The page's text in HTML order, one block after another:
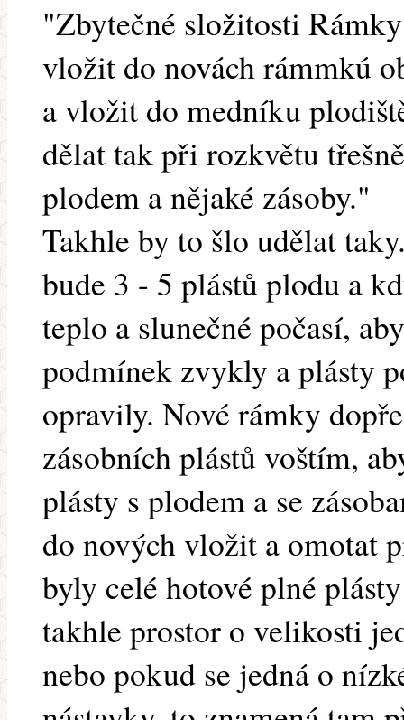
"Zbytečné složitosti
vložit do novách rámmkú
a vložit do medníku
dělat tak při rozkvětu
plodem a nějaké zásoby."
Takhle by to šlo udělat
bude 3 - 5 plástů plodu a
teplo a slunečné počasí,
podmínek zvykly a plásty
opravily. Nové rámky
zásobních plástů voštím,
plásty s plodem a se
do nových vložit a omotat
byly celé hotové plné
takhle prostor o velikosti
nebo pokud se jedná o